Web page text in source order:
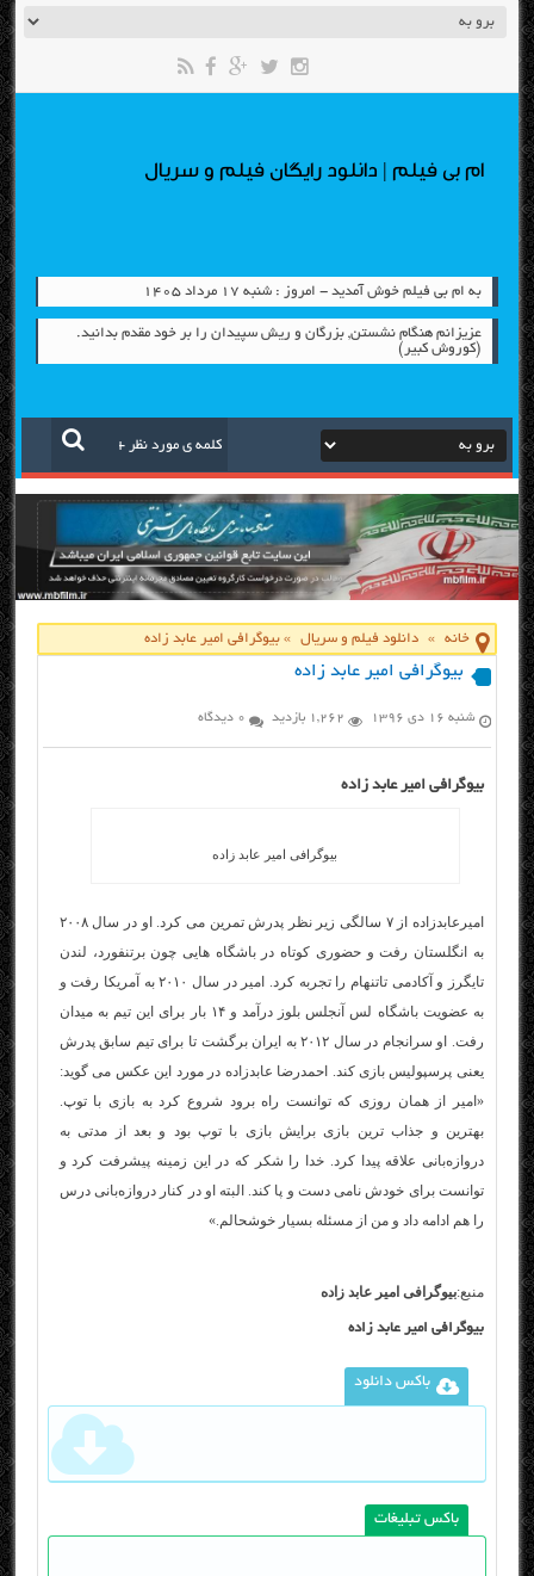
ام بی فیلم | دانلود رایگان فیلم و سریال
به ام بی فیلم خوش آمدید - امروز : شنبه ۱۷ مرداد ۱۴۰۵
عزیزانم هنگام نشستن, بزرگان و ریش سپیدان را بر خود مقدم بدانید.
(کوروش کبیر)
خانه » دانلود فیلم و سریال »بیوگرافی امیر عابد زاده
بیوگرافی امیر عابد زاده
شنبه ۱۶ دی ۱۳۹۶ 1,262 بازدید 0 دیدگاه
بیوگرافی امیر عابد زاده
بیوگرافی امیر عابد زاده
امیرعابدزاده از ۷ سالگی زیر نظر پدرش تمرین می کرد. او در سال ۲۰۰۸
به انگلستان رفت و حضوری کوتاه در باشگاه هایی چون برتنفورد، لندن
تایگرز و آکادمی تاتنهام را تجربه کرد. امیر در سال ۲۰۱۰ به آمریکا رفت و
به عضویت باشگاه لس آنجلس بلوز درآمد و ۱۴ بار برای این تیم به میدان
رفت. او سرانجام در سال ۲۰۱۲ به ایران برگشت تا برای تیم سابق پدرش
یعنی پرسپولیس بازی کند. احمدرضا عابدزاده در مورد این عکس می گوید:
«امیر از همان روزی که توانست راه برود شروع کرد به بازی با توپ.
بهترین و جذاب ترین بازی برایش بازی با توپ بود و بعد از مدتی به
دروازه‌بانی علاقه پیدا کرد. خدا را شکر که در این زمینه پیشرفت کرد و
توانست برای خودش نامی دست و پا کند. البته او در کنار دروازه‌بانی درس
را هم ادامه داد و من از مسئله بسیار خوشحالم.»
منبع:بیوگرافی امیر عابد زاده
بیوگرافی امیر عابد زاده
باکس دانلود
باکس تبلیغات